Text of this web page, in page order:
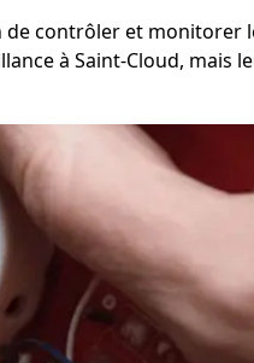
contrôler et monitorer
à Saint-Cloud, mais